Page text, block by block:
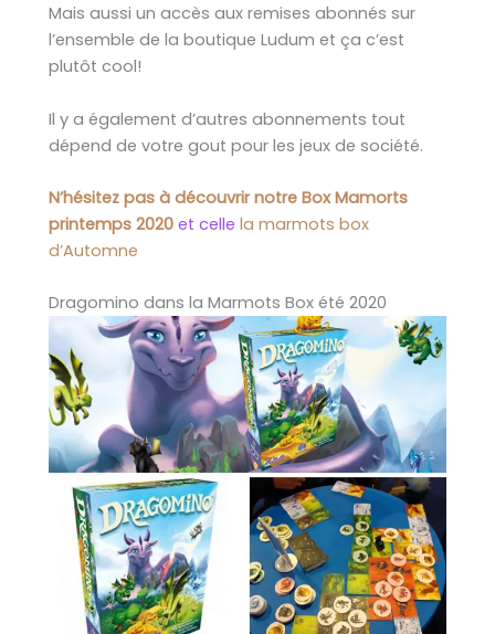
Mais aussi un accès aux remises abonnés sur
l’ensemble de la boutique Ludum et ça c’est
plutôt cool!
Il y a également d’autres abonnements tout
dépend de votre gout pour les jeux de société.
N’hésitez pas à découvrir notre Box Mamorts
printemps 2020 et celle la marmots box
d’Automne
Dragomino dans la Marmots Box été 2020